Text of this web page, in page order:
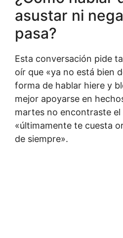
asustar ni
pasa?
Esta conversación pide
oír que «ya no está bien
forma de hablar hiere y
mejor apoyarse en
martes no encontraste el
«últimamente te cuesta
de siempre».